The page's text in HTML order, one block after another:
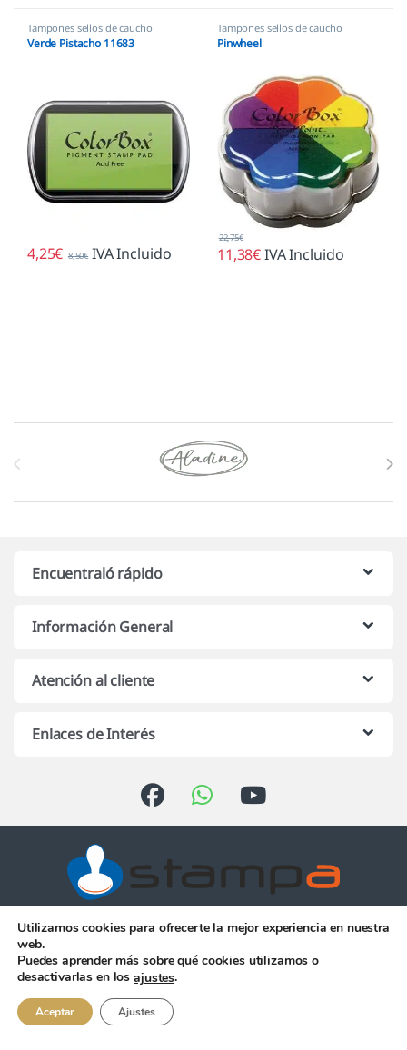
Tampones sellos de caucho
Verde Pistacho 11683
4,25€ 8,50€ IVA Incluido
Tampones sellos de caucho
Pinwheel
11,38€
22,75€
IVA Incluido
Marcas De Carrusel
Encuentraló rápido
Información General
Atención al cliente
Enlaces de Interés
Atención telefónica de 10:00 h.
956 344 058
Utilizamos cookies para ofrecerte la mejor experiencia en nuestra
web.
Puedes aprender más sobre qué cookies utilizamos o
desactivarlas en losajustes.
Aceptar Ajustes